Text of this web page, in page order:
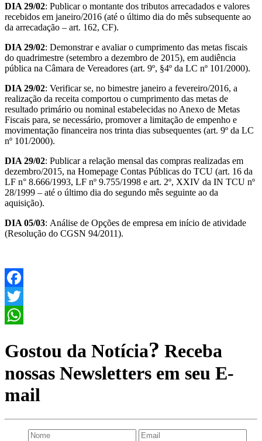
DIA 29/02: Publicar o montante dos tributos arrecadados e valores
recebidos em janeiro/2016 (até o último dia do mês subsequente ao
da arrecadação – art. 162, CF).
DIA 29/02: Demonstrar e avaliar o cumprimento das metas fiscais
do quadrimestre (setembro a dezembro de 2015), em audiência
pública na Câmara de Vereadores (art. 9º, §4º da LC nº 101/2000).
DIA 29/02: Verificar se, no bimestre janeiro a fevereiro/2016, a
realização da receita comportou o cumprimento das metas de
resultado primário ou nominal estabelecidas no Anexo de Metas
Fiscais para, se necessário, promover a limitação de empenho e
movimentação financeira nos trinta dias subsequentes (art. 9º da LC
nº 101/2000).
DIA 29/02: Publicar a relação mensal das compras realizadas em
dezembro/2015, na Homepage Contas Públicas do TCU (art. 16 da
LF n° 8.666/1993, LF nº 9.755/1998 e art. 2º, XXIV da IN TCU nº
28/1999 – até o último dia do segundo mês seguinte ao da
aquisição).
DIA 05/03: Análise de Opções de empresa em início de atividade
(Resolução do CGSN 94/2011).
Facebook
Twitter
Gostou da Notícia? Receba
nossas Newsletters em seu E-
mail